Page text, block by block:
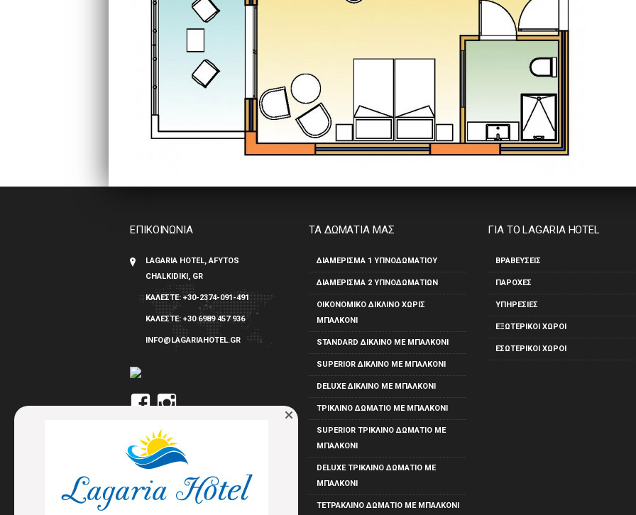
ΕΠΙΚΟΙΝΩΝΙΑ
LAGARIA HOTEL, AFYTOS
CHALKIDIKI, GR
ΚΑΛΕΣΤΕ:+30-2374-091-491
ΚΑΛΕΣΤΕ: +30 6989 457 936
INFO@LAGARIAHOTEL.GR
Προβολή
του
προφίλ
Lagaria
στο
Facebook
Προβολή
προφίλ
lagaria_hotel
στο
Instagram
ΤΑ ΔΩΜΑΤΙΑ ΜΑΣ
ΔΙΑΜΈΡΙΣΜΑ 1 ΥΠΝΟΔΩΜΑΤΊΟΥ
ΔΙΑΜΈΡΙΣΜΑ 2 ΥΠΝΟΔΩΜΑΤΊΩΝ
ΟΙΚΟΝΟΜΙΚΌ ΔΊΚΛΙΝΟ ΧΩΡΊΣ
ΜΠΑΛΚΌΝΙ
STANDARD ΔΊΚΛΙΝΟ ΜΕ ΜΠΑΛΚΌΝΙ
SUPERIOR ΔΊΚΛΙΝΟ ΜΕ ΜΠΑΛΚΌΝΙ
DELUXE ΔΊΚΛΙΝΟ ΜΕ ΜΠΑΛΚΌΝΙ
ΤΡΊΚΛΙΝΟ ΔΩΜΆΤΙΟ ΜΕ ΜΠΑΛΚΌΝΙ
SUPERIOR ΤΡΊΚΛΙΝΟ ΔΩΜΆΤΙΟ ΜΕ
ΜΠΑΛΚΌΝΙ
DELUXE ΤΡΊΚΛΙΝΟ ΔΩΜΆΤΙΟ ΜΕ
ΜΠΑΛΚΌΝΙ
ΤΕΤΡΆΚΛΙΝΟ ΔΩΜΆΤΙΟ ΜΕ ΜΠΑΛΚΌΝΙ
ΓΙΑ ΤΟ LAGARIA HOTEL
ΒΡΑΒΕΎΣΕΙΣ
ΠΑΡΟΧΈΣ
ΥΠΗΡΕΣΊΕΣ
ΕΞΩΤΕΡΙΚΟΊ ΧΏΡΟΙ
ΕΣΩΤΕΡΙΚΟΊ ΧΏΡΟΙ